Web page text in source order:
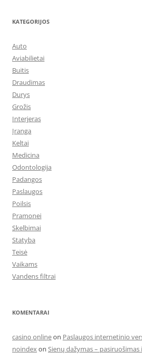
KATEGORIJOS
Auto
Aviabilietai
Buitis
Draudimas
Durys
Grožis
Interjeras
Įranga
Keltai
Medicina
Odontologija
Padangos
Paslaugos
Poilsis
Pramonei
Skelbimai
Statyba
Teisė
Vaikams
Vandens filtrai
KOMENTARAI
casino onlineon Paslaugos internetinio
noindexon Sienų dažymas – pasiruošimas